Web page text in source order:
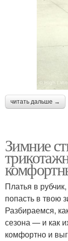
читать дальше →
Зимние
Платья в
попасть в твою
Разбираемся,
сезона — и как
комфортно и